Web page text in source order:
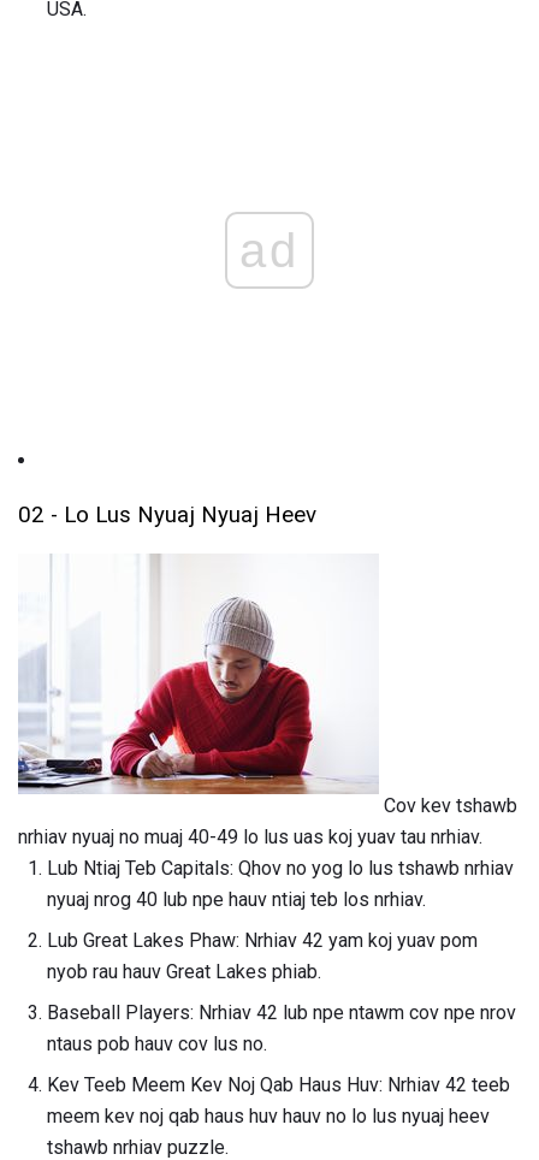
USA.
ad
02 - Lo Lus Nyuaj Nyuaj Heev
Cov kev tshawb
nrhiav nyuaj no muaj 40-49 lo lus uas koj yuav tau nrhiav.
Lub Ntiaj Teb Capitals: Qhov no yog lo lus tshawb nrhiav
nyuaj nrog 40 lub npe hauv ntiaj teb los nrhiav.
Lub Great Lakes Phaw: Nrhiav 42 yam koj yuav pom
nyob rau hauv Great Lakes phiab.
Baseball Players: Nrhiav 42 lub npe ntawm cov npe nrov
ntaus pob hauv cov lus no.
Kev Teeb Meem Kev Noj Qab Haus Huv: Nrhiav 42 teeb
meem kev noj qab haus huv hauv no lo lus nyuaj heev
tshawb nrhiav puzzle.